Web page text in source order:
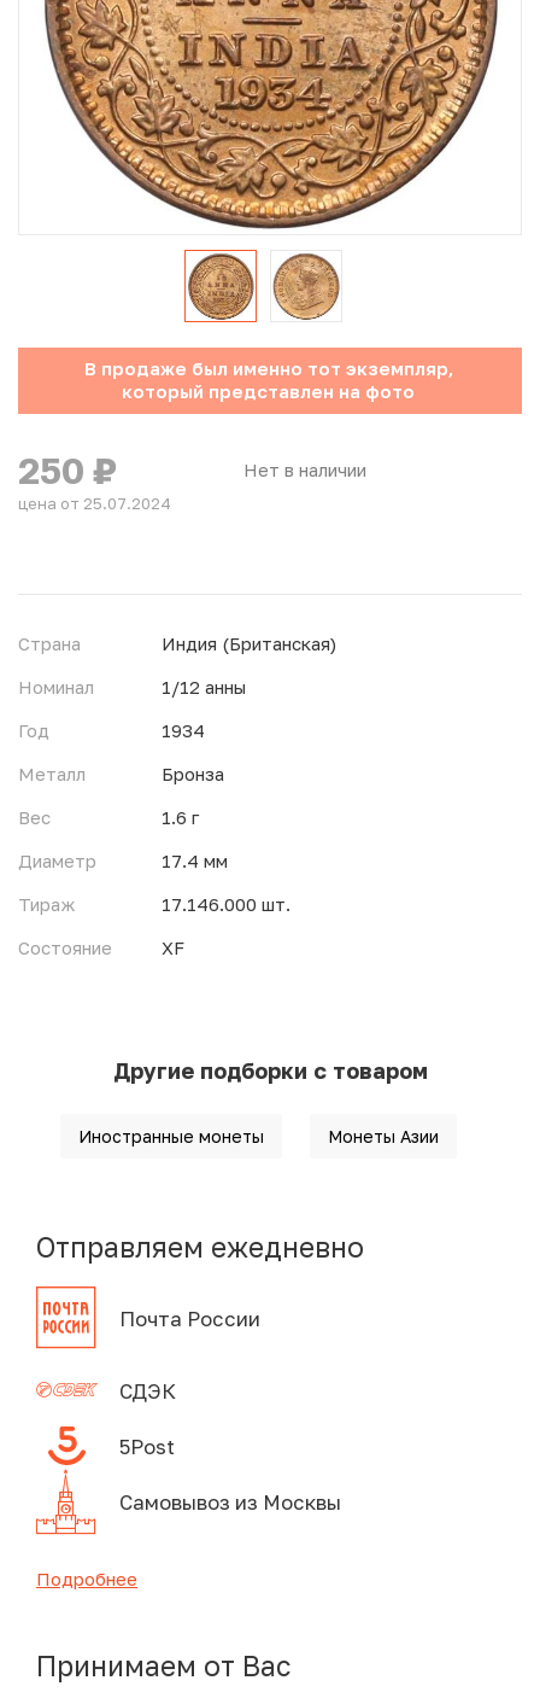
Юбилейные монеты Банка России (с 1999 года)
Памятные и инвестиционные монеты СССР и России
Иностранные монеты
Неофициальные выпуски монет (Unusual)
Античные и средневековые монеты
Инвестиционные монеты
В продаже был именно тот экземпляр,
который представлен на фото
Нет в наличии
250 ₽
цена от 25.07.2024
Страна
Индия (Британская)
Номинал
1/12 анны
Год
1934
Металл
Бронза
Вес
1.6 г
Диаметр
17.4 мм
Тираж
17.146.000 шт.
Состояние
XF
Другие подборки с товаром
Иностранные монеты Монеты Азии
Отправляем ежедневно
Почта России
СДЭК
5Post
Самовывоз из Москвы
Подробнее
Принимаем от Вас